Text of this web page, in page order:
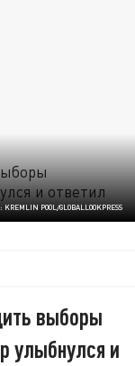
POOL/GLOBALLOOKPRESS
выборы
улыбнулся и